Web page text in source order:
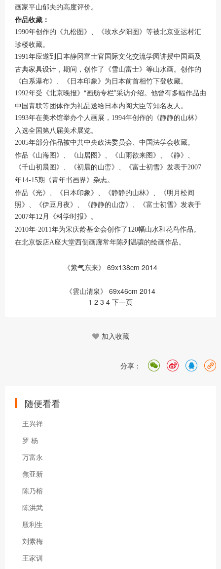
画家平山郁夫的高度评价。
作品收藏：
1990年创作的《九松图》、《玫水夕阳图》等被北京亚运村汇
珍楼收藏。
1991年应邀到日本静冈富士官国际文化交流学园讲授中国画及
古典家具设计，期间，创作了《雪山富士》等山水画。创作的
《白系瀑布》、《日本印象》为日本前首相竹下登收藏。
1992年受《北京晚报》“画舫专栏”采访介绍。他曾有多幅作品由
中国青联等团体作为礼品送给日本内阁大臣等知名友人。
1993年在美术馆举办个人画展， 1994年创作的《静静的山林》
入选全国第八届美术展览。
2005年部分作品被中共中央政法委员会、中国法学会收藏。
作品《山海图》、《山居图》、《山雨欲来图》、《静》、
《千山初晨图》、《初晨的山峦》、《富士初雪》发表于2007
年14-15期《青年书画界》杂志。
作品《光》、《日本印象》、《静静的山林》、《明月松间
照》、《伊豆月夜》、《静静的山峦》、《富士初雪》发表于
2007年12月《科学时报》。
2010年-2011年为宋庆龄基金会创作了 120幅山水和花鸟作品。
在北京饭店A座大堂西侧画廊常年陈列温骧的绘画作品。
《紫气东来》 69x138cm 2014
《雲山清泉》 69x46cm 2014
1 2 3 4 下一页
加入收藏
分享：
随便看看
王兴祥
罗 杨
万富永
焦亚新
陈乃榕
陈洪武
殷利生
刘素梅
王家训